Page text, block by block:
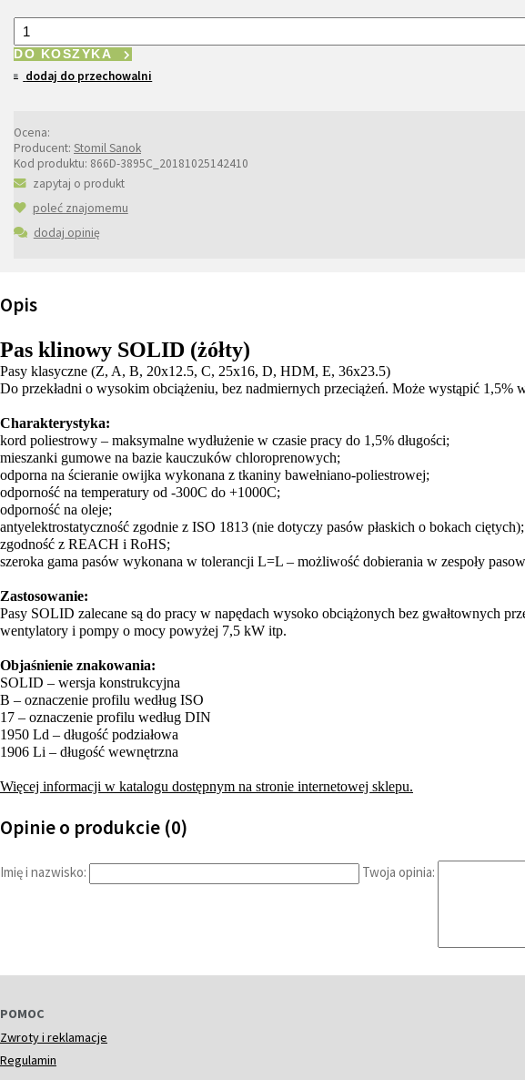
DO KOSZYKA
dodaj do przechowalni
Ocena:
Producent: Stomil Sanok
Kod produktu: 866D-3895C_20181025142410
zapytaj o produkt
poleć znajomemu
dodaj opinię
Opis
Pas klinowy SOLID (żółty)
Pasy klasyczne (Z, A, B, 20x12.5, C, 25x16, D, HDM, E, 36x23.5)
Do przekładni o wysokim obciążeniu, bez nadmiernych przeciążeń. Może wystąpić 1,5%
Charakterystyka:
kord poliestrowy – maksymalne wydłużenie w czasie pracy do 1,5% długości;
mieszanki gumowe na bazie kauczuków chloroprenowych;
odporna na ścieranie owijka wykonana z tkaniny bawełniano-poliestrowej;
odporność na temperatury od -300C do +1000C;
odporność na oleje;
antyelektrostatyczność zgodnie z ISO 1813 (nie dotyczy pasów płaskich o bokach ciętych);
zgodność z REACH i RoHS;
szeroka gama pasów wykonana w tolerancji L=L – możliwość dobierania w zespoły
Zastosowanie:
Pasy SOLID zalecane są do pracy w napędach wysoko obciążonych bez gwałtownych
wentylatory i pompy o mocy powyżej 7,5 kW itp.
Objaśnienie znakowania:
SOLID – wersja konstrukcyjna
B – oznaczenie profilu według ISO
17 – oznaczenie profilu według DIN
1950 Ld – długość podziałowa
1906 Li – długość wewnętrzna
Więcej informacji w katalogu dostępnym na stronie internetowej sklepu.
Opinie o produkcie (0)
Imię i nazwisko: Twoja opinia:
POMOC
Zwroty i reklamacje
Regulamin